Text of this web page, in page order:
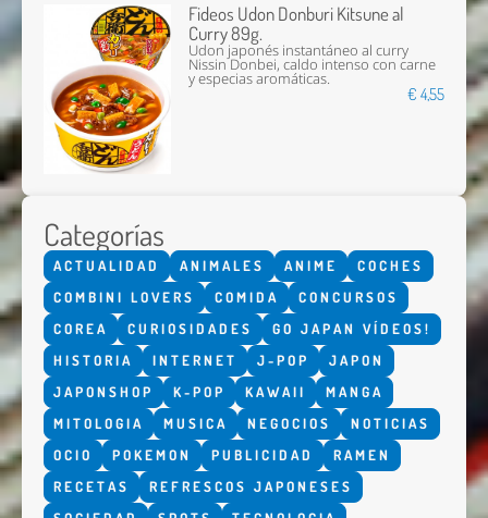
Fideos Udon Donburi Kitsune al
Curry 89g.
Udon japonés instantáneo al curry
Nissin Donbei, caldo intenso con carne
y especias aromáticas.
€ 4,55
Categorías
ACTUALIDAD ANIMALES ANIME
COCHES
COMBINI LOVERS
COMIDA
CONCURSOS
COREA
CURIOSIDADES
GO JAPAN VÍDEOS!
HISTORIA
INTERNET J-POP
JAPON
JAPONSHOP
K-POP KAWAII
MANGA
MITOLOGIA
MUSICA NEGOCIOS
NOTICIAS
OCIO
POKEMON PUBLICIDAD
RAMEN
RECETAS
REFRESCOS JAPONESES